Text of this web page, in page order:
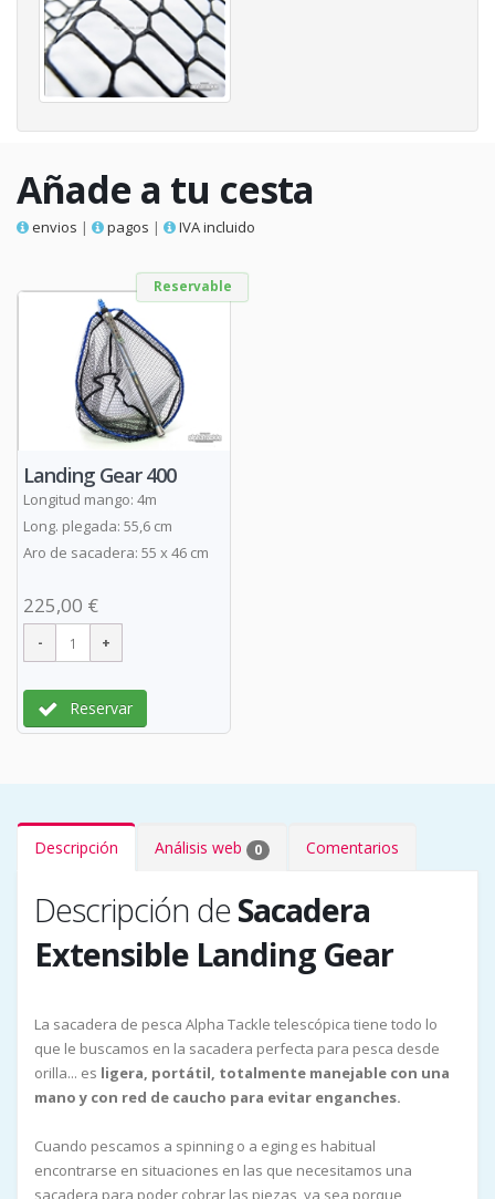
Añade a tu cesta
envios | pagos | IVA incluido
Reservable
Landing Gear 400
Longitud mango: 4m
Long. plegada: 55,6 cm
Aro de sacadera: 55 x 46 cm
225,00 €
Reservar
Descripción Análisis web 0 Comentarios
Descripción deSacadera
Extensible Landing Gear
La sacadera de pesca Alpha Tackle telescópica tiene todo lo
que le buscamos en la sacadera perfecta para pesca desde
orilla... es ligera, portátil, totalmente manejable con una
mano y con red de caucho para evitar enganches.
Cuando pescamos a spinning o a eging es habitual
encontrarse en situaciones en las que necesitamos una
sacadera para poder cobrar las piezas, ya sea porque